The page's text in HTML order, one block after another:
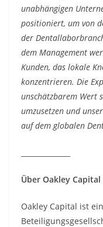
unabhängigen
positioniert, um von
der
dem Management
Kunden, das lokale
konzentrieren. Die
unschätzbarem Wert
umzusetzen und
auf dem globalen
Über Oakley Capital
Oakley Capital ist